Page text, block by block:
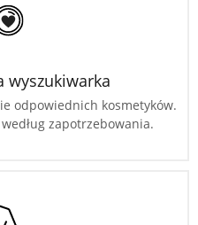
wyszukiwarka
odpowiednich kosmetyków.
zapotrzebowania.